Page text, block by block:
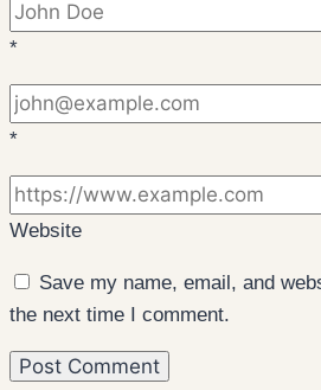
*
*
Website
Save my name, email, and
the next time I comment.